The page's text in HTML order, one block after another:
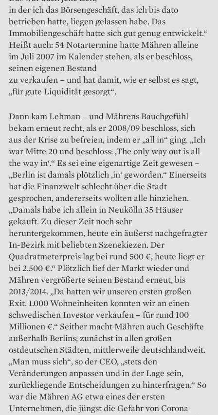
in der ich das Börsengeschäft, das ich bis dato
betrieben hatte, liegen gelassen habe. Das
Immobilien­geschäft hatte sich gut genug entwickelt.“
Heißt auch: 54 Notar­termine hatte Mähren alleine
im Juli 2007 im Kalender stehen, als er be­schloss,
seinen eigenen Bestand
zu verkaufen – und hat damit, wie er selbst es sagt,
„für gute Liquidität gesorgt“.
Dann kam Lehman – und Mäh­rens Bauchgefühl
bekam erneut recht, als er 2008/09 beschloss, sich
aus der Krise zu befreien, indem er „all in“ ging. „Ich
war Mitte 20 und beschloss: ‚The only way out is all
the way in‘.“ Es sei eine eigenartige Zeit gewesen –
„Berlin ist damals plötzlich ‚in‘ geworden.“ Einerseits
hat die Fi­nanzwelt schlecht über die Stadt
gesprochen, andererseits wollten alle hinziehen.
„Damals habe ich allein in Neukölln 35 Häuser
gekauft. Zu dieser Zeit noch sehr
heruntergekommen, heute ein äußerst nachgefragter
In-Bezirk mit beliebten Szenekiezen. Der
Quadratmeterpreis lag bei rund 500 €, heute liegt er
bei 2.500 €.“ Plötzlich lief der Markt wieder und
Mähren vergrößerte seinen Bestand erneut, bis
2013/2014. „Da hatten wir unseren ersten großen
Exit. 1.000 Wohneinheiten konnten wir an einen
schwedischen Investor verkaufen – für rund 100
Millionen €.“ Seither macht Mähren auch Geschäfte
außerhalb Berlins; zunächst in allen großen
ostdeutschen Städten, mittlerweile deutschlandweit.
„Man muss sich“, so der CEO, „stets den
Veränderungen anpassen und in der Lage sein,
zurückliegende Entscheidungen zu hinterfragen.“ So
war die Mähren AG etwa eines der ersten
Unternehmen, die jüngst die Gefahr von Corona